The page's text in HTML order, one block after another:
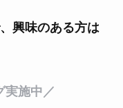
興味のある方は
実施中／